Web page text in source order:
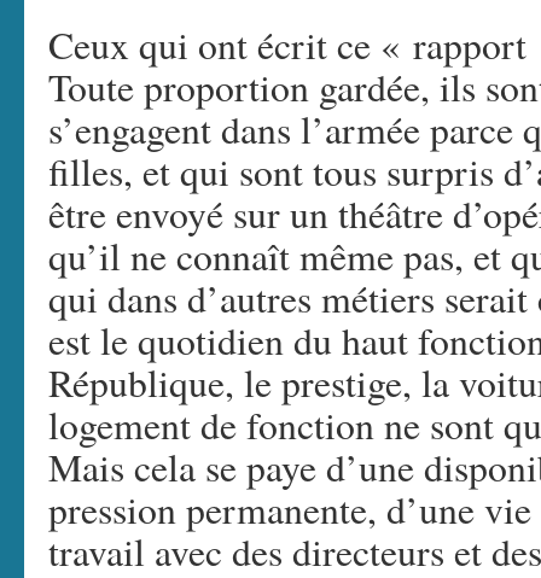
Ceux qui ont écrit ce « rapport
Toute proportion gardée, ils
s’engagent dans l’armée
filles, et qui sont tous surpris
être envoyé sur un théâtre
qu’il ne connaît même pas, et
qui dans d’autres métiers
est le quotidien du haut
République, le prestige, la
logement de fonction ne sont
Mais cela se paye d’une
pression permanente, d’une
travail avec des directeurs et